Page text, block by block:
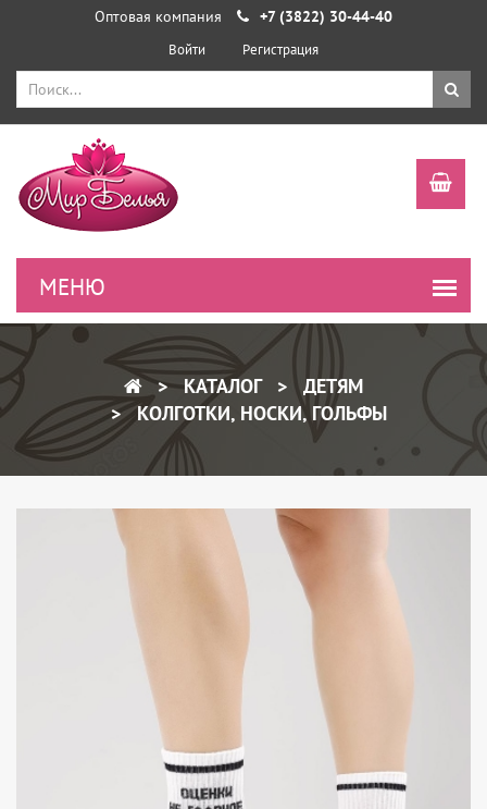
Оптовая компания +7 (3822) 30-44-40
Войти Регистрация
КАТАЛОГ
ДЕТЯМ
КОЛГОТКИ, НОСКИ, ГОЛЬФЫ